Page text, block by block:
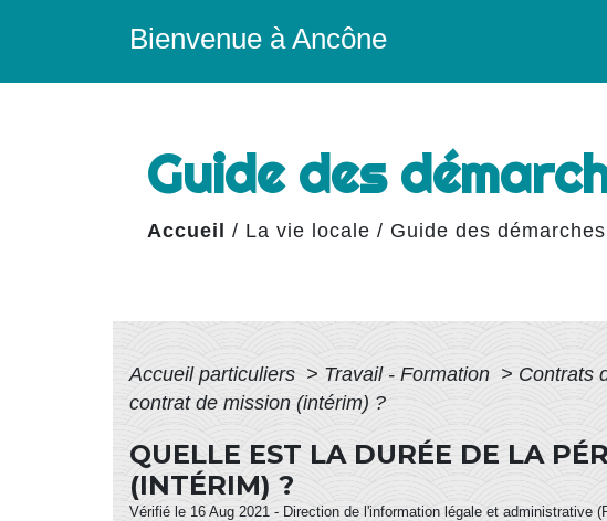
Bienvenue à Ancône
Guide des
Accueil / La vie locale / Guide des démarches
Accueil particuliers > Travail - Formation > Contrats
contrat de mission (intérim) ?
QUELLE EST LA DURÉE DE LA
(INTÉRIM) ?
Vérifié le 16 Aug 2021 - Direction de l'information légale et administrative